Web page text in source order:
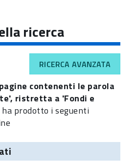
ricerca
RICERCA AVANZATA
contenenti le parola
ristretta a 'Fondi e
ha prodotto i seguenti